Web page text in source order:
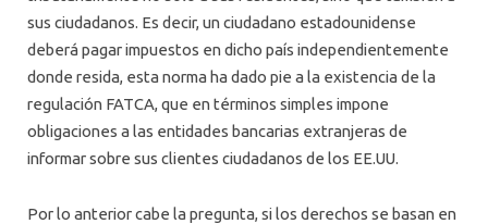
sus ciudadanos. Es decir, un ciudadano estadounidense
deberá pagar impuestos en dicho país independientemente
donde resida, esta norma ha dado pie a la existencia de la
regulación FATCA, que en términos simples impone
obligaciones a las entidades bancarias extranjeras de
informar sobre sus clientes ciudadanos de los EE.UU.
Por lo anterior cabe la pregunta, si los derechos se basan en